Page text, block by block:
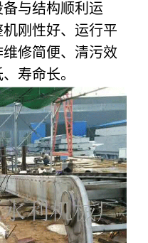
与结构顺利运
刚性好、运行平
修简便、清污效
寿命长。